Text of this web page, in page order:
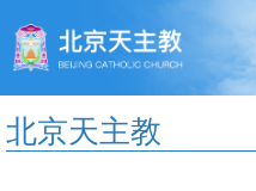
北京天主教